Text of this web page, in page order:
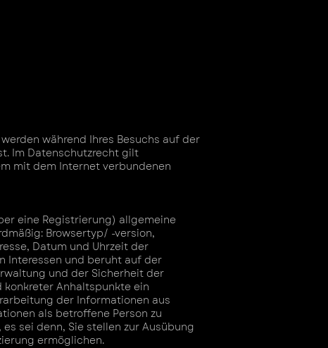
während Ihres Besuchs auf der
Im Datenschutzrecht gilt
mit dem Internet verbundenen
eine Registrierung) allgemeine
Browsertyp/ -version,
Datum und Uhrzeit der
Interessen und beruht auf der
und der Sicherheit der
Anhaltspunkte ein
der Informationen aus
als betroffene Person zu
es sei denn, Sie stellen zur Ausübung
ermöglichen.